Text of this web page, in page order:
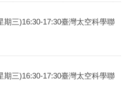
期三)16:30-17:30臺灣太空科學聯
期三)16:30-17:30臺灣太空科學聯